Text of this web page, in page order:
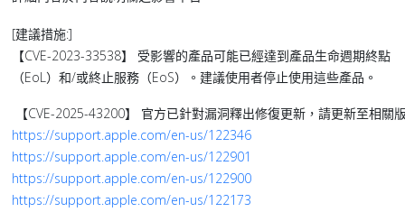
[建議措施:]
【CVE-2023-33538】 受影響的產品可能已經達到產品生命週期終點
（EoL）和/或終止服務（EoS）。建議使用者停止使用這些產品。
【CVE-2025-43200】 官方已針對漏洞釋出修復更新，請更新至相關
https://support.apple.com/en-us/122346
https://support.apple.com/en-us/122901
https://support.apple.com/en-us/122900
https://support.apple.com/en-us/122173